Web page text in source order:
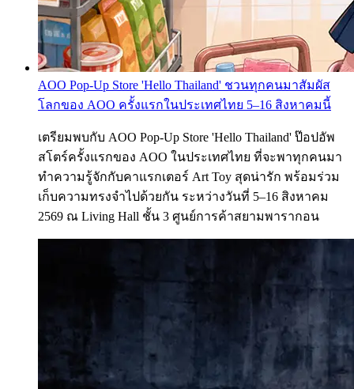
AOO Pop-Up Store 'Hello Thailand' ชวนทุกคนมาสัมผัส
โลกของ AOO ครั้งแรกในประเทศไทย 5–16 สิงหาคมนี้
เตรียมพบกับ AOO Pop-Up Store 'Hello Thailand' ป๊อปอัพ
สโตร์ครั้งแรกของ AOO ในประเทศไทย ที่จะพาทุกคนมา
ทำความรู้จักกับคาแรกเตอร์ Art Toy สุดน่ารัก พร้อมร่วม
เก็บความทรงจำไปด้วยกัน ระหว่างวันที่ 5–16 สิงหาคม
2569 ณ Living Hall ชั้น 3 ศูนย์การค้าสยามพารากอน